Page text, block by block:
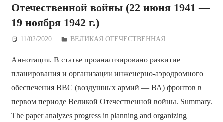
Отечественной войны (22 июня 1941 —
19 ноября 1942 г.)
11/02/2020 Дежурный по Редакции
ВЕЛИКАЯ ОТЕЧЕСТВЕННАЯ
Аннотация. В статье проанализировано развитие
планирования и организации инженерно-аэродромного
обеспечения ВВС (воздушных армий — ВА) фронтов в
первом периоде Великой Отечественной войны. Summary.
The paper analyzes progress in planning and organizing